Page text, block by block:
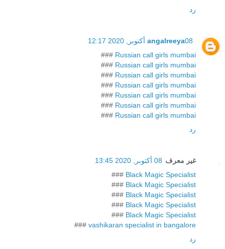
رد
angalreeya08 أكتوبر, 2020 12:17
Russian call girls mumbai
###
Russian call girls mumbai
###
Russian call girls mumbai
###
Russian call girls mumbai
###
Russian call girls mumbai
###
Russian call girls mumbai
###
Russian call girls mumbai
###
رد
غير معرف 08 أكتوبر, 2020 13:45
Black Magic Specialist
###
Black Magic Specialist
###
Black Magic Specialist
###
Black Magic Specialist
###
Black Magic Specialist
###
vashikaran specialist in bangalore
###
رد